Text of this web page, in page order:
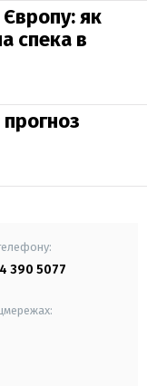
як
спека в
390 5077